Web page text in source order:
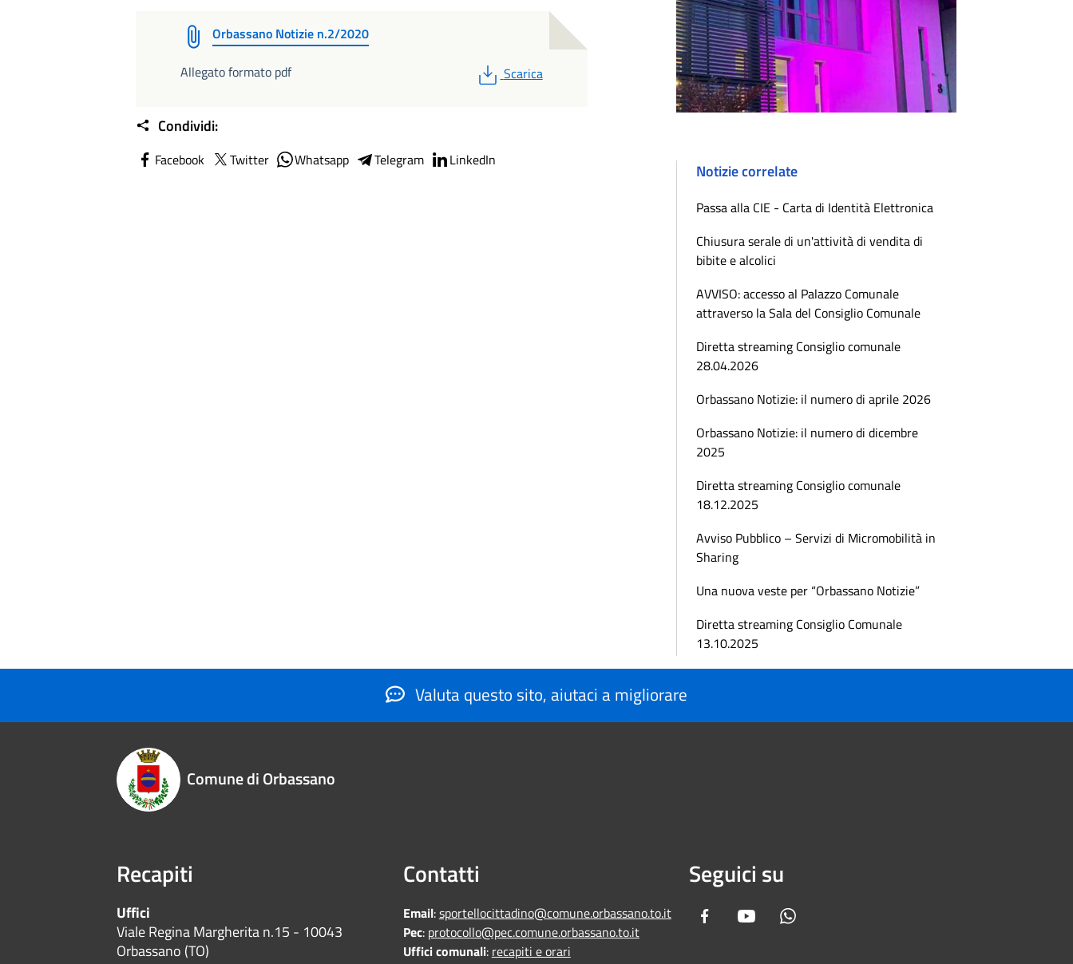
Orbassano Notizie n.2/2020
Allegato formato pdf
PDF
Scarica
Condividi:
Facebook Twitter Whatsapp Telegram LinkedIn
Notizie correlate
Passa alla CIE - Carta di Identità Elettronica
Chiusura serale di un'attività di vendita di
bibite e alcolici
AVVISO: accesso al Palazzo Comunale
attraverso la Sala del Consiglio Comunale
Diretta streaming Consiglio comunale
28.04.2026
Orbassano Notizie: il numero di aprile 2026
Orbassano Notizie: il numero di dicembre
2025
Diretta streaming Consiglio comunale
18.12.2025
Avviso Pubblico – Servizi di Micromobilità in
Sharing
Una nuova veste per “Orbassano Notizie”
Diretta streaming Consiglio Comunale
13.10.2025
Valuta questo sito, aiutaci a migliorare
Comune di Orbassano
Recapiti
Uffici
Viale Regina Margherita n.15 - 10043
Orbassano (TO)
Contatti
Email:sportellocittadino@comune.orbassano.to.it
Pec: protocollo@pec.comune.orbassano.to.it
Uffici comunali: recapiti e orari
Seguici su
Facebook Youtube